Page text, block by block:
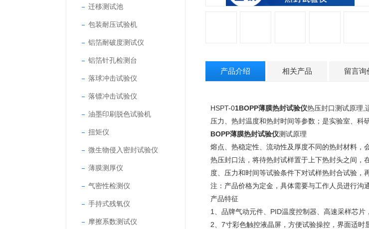
迁移测试池
包装耐压试验机
铝箔耐破度测试仪
铝箔针孔检测台
落球冲击试验仪
落镖冲击试验仪
油墨印刷脱色试验机
扭矩仪
微生物侵入密封试验仪
薄膜测厚仪
气密性检测仪
手持式残氧仪
摩擦系数测试仪
产品介绍 相关产品 留言询
HSPT-01BOPP薄膜热封试验仪热压封口测试原理,
压力、热封温度和热封时间等参数；是实验室、科
BOPP薄膜热封试验仪测试原理
熔点、热稳定性、流动性及厚度不同的热封材料，
热压封口法，将待热封试样置于上下热封头之间，
度、压力和时间等试验条件下对试样热封合试验，
注：产品价格为定金，具体需要与工作人员进行沟通
产品特征
1、品牌气动元件、PID温度控制器、高速采样芯片
2、7寸彩色触控液晶屏，方便试验操控，界面适时